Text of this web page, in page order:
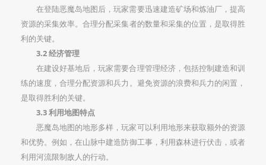
在登陆恶魔岛地图后，玩家需要迅速建造矿场和炼油厂，提高
资源的采集效率。合理分配采集者的数量和采集的位置，是取得胜
利的关键。
3.2 经济管理
在建设好基地后，玩家需要合理管理经济，包括控制建造和训
练的速度，合理分配资源和兵力。避免资源的浪费和兵力的闲置，
是取得胜利的关键。
3.3 利用地图特点
恶魔岛地图的地形多样，玩家可以利用地形来获取额外的资源
和优势。例如，在山脉中建造防御工事，利用森林进行伏击，或者
利用河流限制敌人的行动。